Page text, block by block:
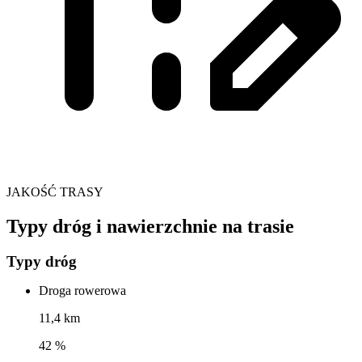
JAKOŚĆ TRASY
Typy dróg i nawierzchnie na trasie
Typy dróg
Droga rowerowa
11,4 km
42 %